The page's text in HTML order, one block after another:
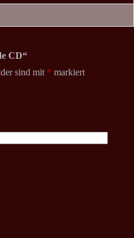
CD“
sind mit * markiert